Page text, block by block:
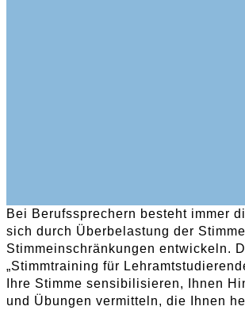
Bei Berufssprechern besteht immer
sich durch Überbelastung der
Stimmeinschränkungen entwickeln.
„Stimmtraining für
Ihre Stimme sensibilisieren, Ihnen
und Übungen vermitteln, die Ihnen